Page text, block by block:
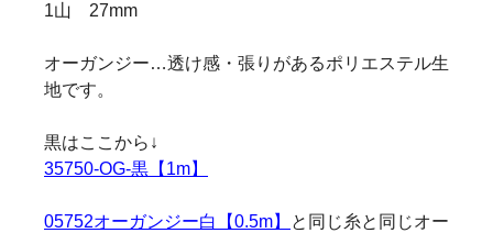
1山 27mm
オーガンジー…透け感・張りがあるポリエステル生
地です。
黒はここから↓
35750-OG-黒【1m】
05752オーガンジー白【0.5m】
と同じ糸と同じオー